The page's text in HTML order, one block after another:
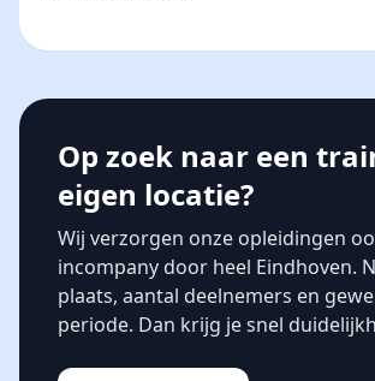
Op zoek naar een
eigen locatie?
Wij verzorgen onze opleidingen
incompany door heel Eindhoven.
plaats, aantal deelnemers en
periode. Dan krijg je snel